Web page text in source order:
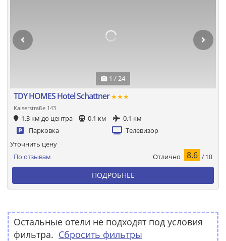
1 / 24
TDY HOMES Hotel Schattner★★★
Kaiserstraße 143
1.3 км до центра 0.1 км
0.1 км
Парковка
Телевизор
По отзывам Отлично 8.6 / 10
Уточнить цену
ПОДРОБНЕЕ
Остальные отели не подходят под условия
фильтра. Сбросить фильтры